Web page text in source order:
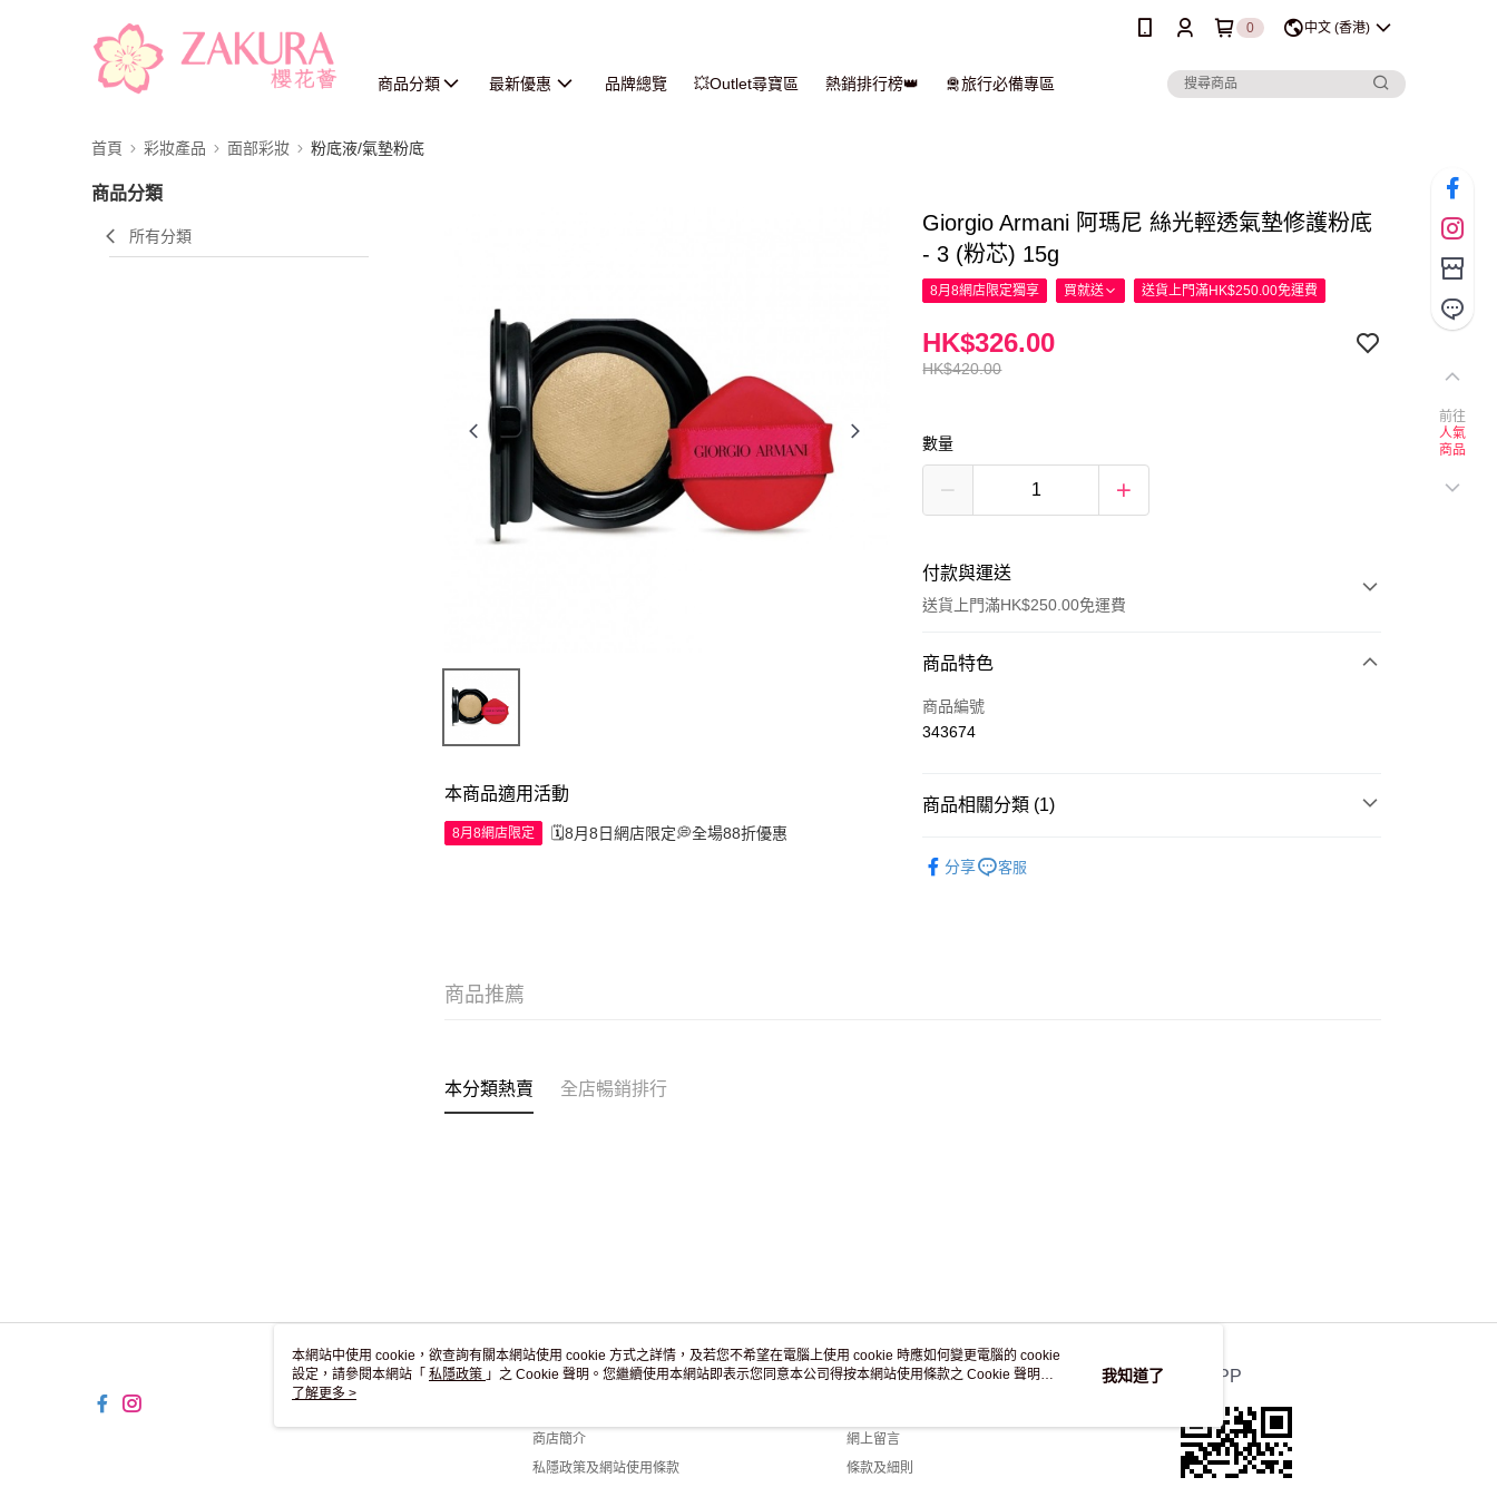
0 中文 (香港)
商品分類 最新優惠 品牌總覽 💥Outlet尋寶區 熱銷排行榜👑 🛅旅行必備專區
首頁 彩妝產品 面部彩妝 粉底液/氣墊粉底
商品分類
所有分類
本商品適用活動
8月8網店限定 🗓️8月8日網店限定💭全場88折優惠
Giorgio Armani 阿瑪尼 絲光輕透氣墊修護粉底
- 3 (粉芯) 15g
8月8網店限定獨享 買就送 送貨上門滿HK$250.00免運費
HK$420.00
HK$326.00
數量
付款與運送
送貨上門滿HK$250.00免運費
付款方式
信用卡
商品特色
商品編號
343674
商品相關分類 (1)
分享
客服
商品推薦
本分類熱賣 全店暢銷排行
關於我們
商店簡介
私隱政策及網站使用條款
客戶服務
網上留言
條款及細則
官方APP
前往
人氣
商品
本網站中使用 cookie，欲查詢有關本網站使用 cookie 方式之詳情，及若您不希望在電腦上使用 cookie 時應如何變更電腦的 cookie
設定，請參閱本網站「 私隱政策 」之 Cookie 聲明。您繼續使用本網站即表示您同意本公司得按本網站使用條款之 Cookie 聲明使
用 cookie。
了解更多 >
我知道了